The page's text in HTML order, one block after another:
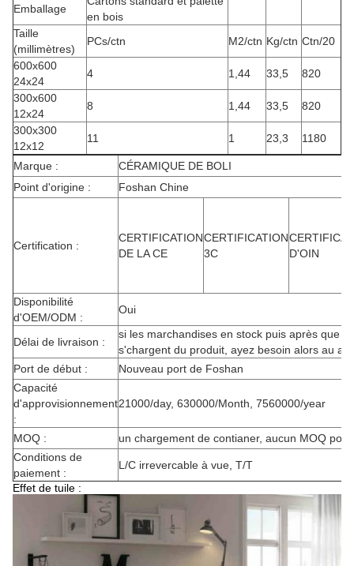
Emballage
en bois
Taille
(millimètres)
PCs/ctn M2/ctn Kg/ctn Ctn/20
600x600
24x24
4 1,44 33,5
820
300x600
12x24
8 1,44 33,5
820
300x300
12x12
11 1 23,3 1180
Marque :
CÉRAMIQUE DE BOLI
Point d'origine :
Foshan Chine
Certification :
CERTIFICATION
DE LA CE
CERTIFICATION
3C
D'OIN
Disponibilité
d'OEM/ODM :
Oui
Délai de livraison :
si les marchandises en stock puis après que
s'chargent du produit, ayez besoin alors au
Port de début :
Nouveau port de Foshan
Capacité
d'approvisionnement
:
21000/day, 630000/Month, 7560000/year
MOQ :
un chargement de contianer, aucun MOQ
Conditions de
paiement :
L/C irrevercable à vue, T/T
Effet de tuile :